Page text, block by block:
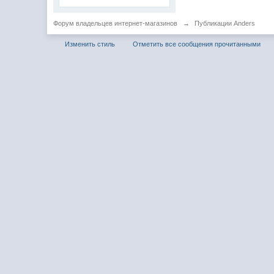
Форум владельцев интернет-магазинов → Публикации Anders
Изменить стиль Отметить все сообщения прочитанными